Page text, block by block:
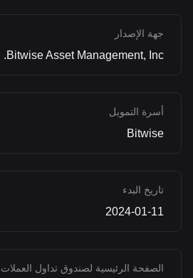
جهة الإصدار
Bitwise Asset Management, Inc.
أسرة التمويل
Bitwise
تاريخ البدء
2024-01-11
الصفحة الرئيسية لصندوق تداول